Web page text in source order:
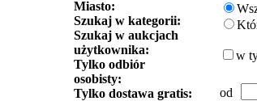
Miasto:
Szukaj w kategorii:
Szukaj w aukcjach
użytkownika:
Tylko odbiór
osobisty:
Tylko dostawa gratis:
w
od